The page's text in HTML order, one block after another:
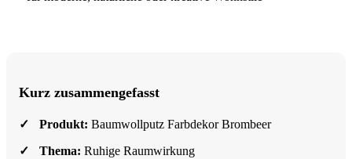
Kurz zusammengefasst
Produkt: Baumwollputz Farbdekor Brombeer
Thema: Ruhige Raumwirkung